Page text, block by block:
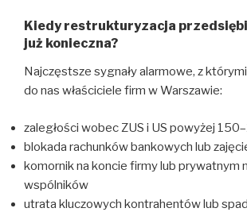
Kiedy restrukturyzacja
już konieczna?
Najczęstsze sygnały alarmowe, z którymi
do nas właściciele firm w Warszawie:
zaległości wobec ZUS i US powyżej
blokada rachunków bankowych lub
komornik na koncie firmy lub prywatnym
wspólników
utrata kluczowych kontrahentów lub